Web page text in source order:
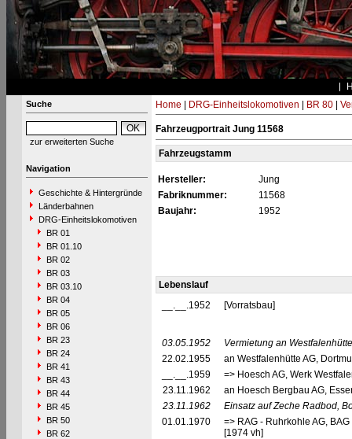
Suche
zur erweiterten Suche
Navigation
Geschichte & Hintergründe
Länderbahnen
DRG-Einheitslokomotiven
BR 01
BR 01.10
BR 02
BR 03
BR 03.10
BR 04
BR 05
BR 06
BR 23
BR 24
BR 41
BR 43
BR 44
BR 45
BR 50
BR 62
Home DRG-Einheitslokomotiven BR 80|
Fahrzeugportrait Jung 11568
Fahrzeugstamm
Hersteller:
Jung
Fabriknummer:
11568
Baujahr:
1952
Lebenslauf
__.__.1952
[Vorratsbau]
03.05.1952
Vermietung an
22.02.1955
an Westfalenhütte AG,
__.__.1959
=> Hoesch AG, Werk
23.11.1962
an Hoesch Bergbau AG,
23.11.1962
Einsatz auf Zeche Radbod,
01.01.1970
=> RAG - Ruhrkohle AG,
[1974 vh]